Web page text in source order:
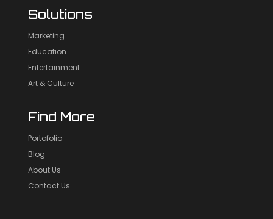
Solutions
Marketing
Education
Entertainment
Art & Culture
Find More
Portofolio
Blog
About Us
Contact Us